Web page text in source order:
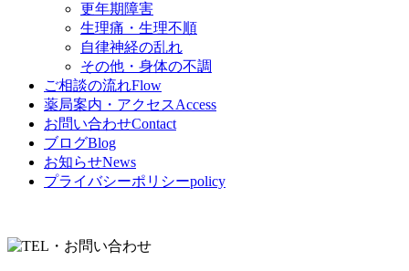
更年期障害
生理痛・生理不順
自律神経の乱れ
その他・身体の不調
ご相談の流れFlow
薬局案内・アクセスAccess
お問い合わせContact
ブログBlog
お知らせNews
プライバシーポリシーpolicy